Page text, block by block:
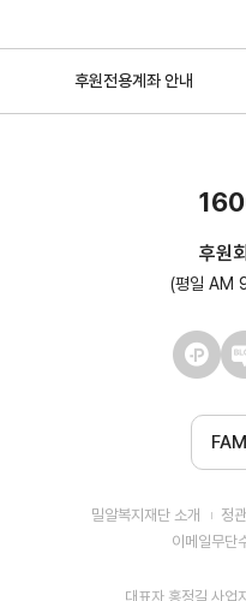
후원전용계좌 안내
후원
(평일 AM
밀알복지재단 소개 정관
이메일무단
대표자 홍정길 사